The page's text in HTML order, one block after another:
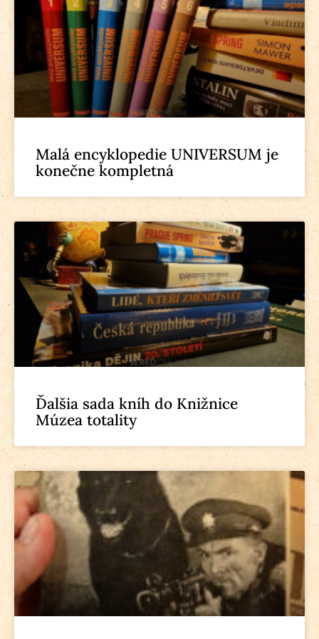
Malá encyklopedie UNIVERSUM je
konečne kompletná
Ďalšia sada kníh do Knižnice
Múzea totality